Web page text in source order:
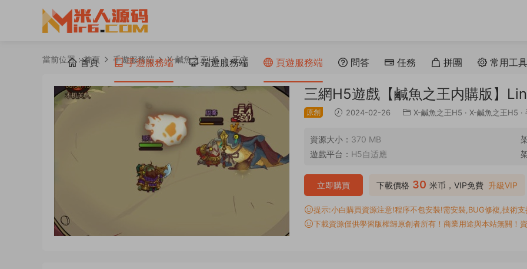
首頁 手遊服務端 端遊服務端 頁遊服務端 問答 任務 拼團 常用工具
當前位置：首頁 手遊服務端 X-鹹魚之王H5 正文
三網H5遊戲【鹹魚之王内購版】
原創 2024-02-26 X-鹹魚之王H5 · X-鹹魚之王H5 ·
資源大小： 370 MB
遊戲平台： H5自适應
下載價格 30 米币，VIP免費 升級VIP
立即購買
提示:小白購買資源注意!程序不包安裝!需安裝,BUG修複,技術
下載資源僅供學習版權歸原創者所有！商業用途與本站無關！